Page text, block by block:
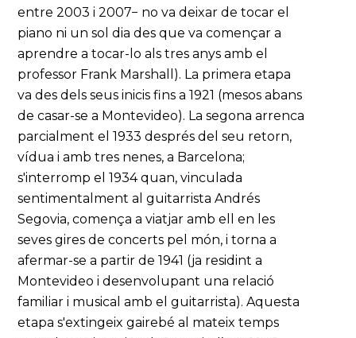
entre 2003 i 2007− no va deixar de tocar el
piano ni un sol dia des que va començar a
aprendre a tocar-lo als tres anys amb el
professor Frank Marshall). La primera etapa
va des dels seus inicis fins a 1921 (mesos abans
de casar-se a Montevideo). La segona arrenca
parcialment el 1933 després del seu retorn,
vídua i amb tres nenes, a Barcelona;
s'interromp el 1934 quan, vinculada
sentimentalment al guitarrista Andrés
Segovia, comença a viatjar amb ell en les
seves gires de concerts pel món, i torna a
afermar-se a partir de 1941 (ja residint a
Montevideo i desenvolupant una relació
familiar i musical amb el guitarrista). Aquesta
etapa s'extingeix gairebé al mateix temps